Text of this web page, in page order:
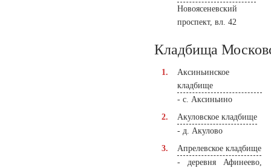
Новоясеневский
проспект, вл. 42
Кладбища
Аксиньинское
кладбище
- с. Аксиньино
Акуловское кладбище
- д. Акулово
Апрелевское кладбище
- деревня Афинеево,